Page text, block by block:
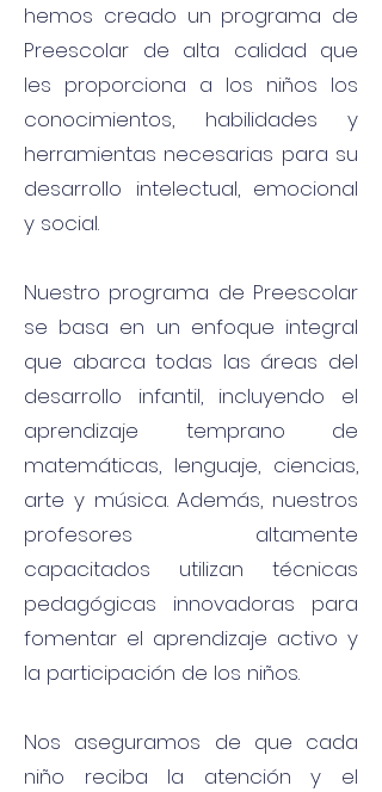
hemos creado un programa de
Preescolar de alta calidad que
les proporciona a los niños los
conocimientos, habilidades y
herramientas necesarias para su
desarrollo intelectual, emocional
y social.
Nuestro programa de Preescolar
se basa en un enfoque integral
que abarca todas las áreas del
desarrollo infantil, incluyendo el
aprendizaje temprano de
matemáticas, lenguaje, ciencias,
arte y música. Además, nuestros
profesores altamente
capacitados utilizan técnicas
pedagógicas innovadoras para
fomentar el aprendizaje activo y
la participación de los niños.
Nos aseguramos de que cada
niño reciba la atención y el